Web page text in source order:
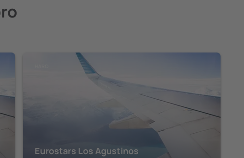
Eurostars Los Agustinos